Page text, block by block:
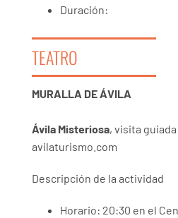
Duración:
TEATRO
MURALLA DE ÁVILA
Ávila Misteriosa, visita
avilaturismo.com
Descripción de la actividad
Horario: 20:30 en el